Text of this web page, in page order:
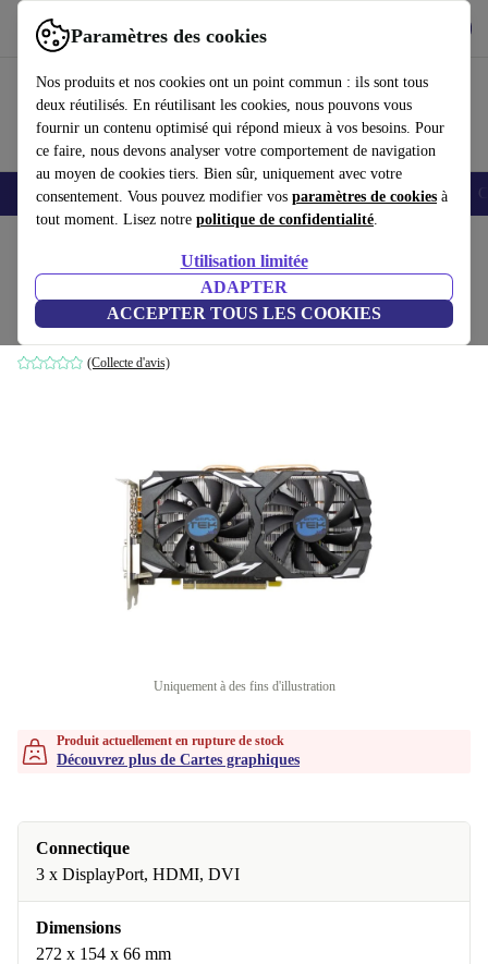
Paramètres des cookies
Nos produits et nos cookies ont un point commun : ils sont tous
deux réutilisés. En réutilisant les cookies, nous pouvons vous
fournir un contenu optimisé qui répond mieux à vos besoins. Pour
ce faire, nous devons analyser votre comportement de navigation
au moyen de cookies tiers. Bien sûr, uniquement avec votre
consentement. Vous pouvez modifier vos paramètres de cookies à
tout moment. Lisez notre politique de confidentialité.
Utilisation limitée
ADAPTER
ACCEPTER TOUS LES COOKIES
Utilisez refurbed rapidement et facilement
Smartphones Laptops Tablettes Montres connectées Accessoires
AMD Radeon RX 580
8 GB GDDR5
(Collecte d'avis)
Uniquement à des fins d'illustration
Produit actuellement en rupture de stock
Découvrez plus de Cartes graphiques
Connectique
3 x DisplayPort, HDMI, DVI
Dimensions
272 x 154 x 66 mm